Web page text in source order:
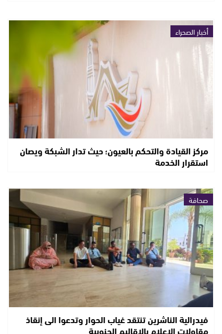
أخبار الصحراء
مركز القيادة والتحكم بالعيون؛ حيث تدار الشبكة ويصان
استقرار الخدمة
صحافة
فيدرالية الناشرين تنتقد غياب الحوار وتدعوا الى إنقاذ
مقاولات الإعلام بالاقاليم الجنوبية